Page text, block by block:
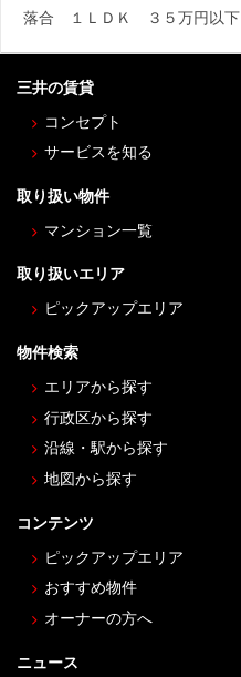
落合 １ＬＤＫ ３５万円以下
三井の賃貸
コンセプト
サービスを知る
取り扱い物件
マンション一覧
取り扱いエリア
ピックアップエリア
物件検索
エリアから探す
行政区から探す
沿線・駅から探す
地図から探す
コンテンツ
ピックアップエリア
おすすめ物件
オーナーの方へ
ニュース